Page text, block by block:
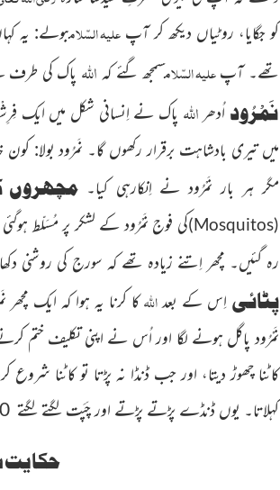
کو جگایا، روٹیاں دیکھ کر آپ علیہ السّلامبولے: یہ
تھے۔ آپعلیہ السّلامسمجھ گئے کہ اللہ پاک کی طرف
نَمْرُود اُدھر اللہ پاک نے اِنسانی شکل میں ایک
میں تیری بادشاہت برقرار رکھوں گا۔ نَمرُود بولا:
مگر ہر بار نَمْرُود نے اِنکارہی کیا۔مچھروں
(
Mosquitos
)کی فوج نَمْرُود کے لشکر پر مُسَلّط
رہ گئیں۔ مچھر اِتنے زیادہ تھے کہ سورج کی روشنی
پٹائی اِس کے بعداللہکا کرنا یہ ہوا کہ ایک
نَمْرُود پاگل ہونے لگا اور اُس نے اپنی تکلیف ختم
کاٹنا چھوڑ دیتا، اور جب ڈنڈا نہ پڑتا تو کاٹنا
کہلاتا۔ یوں ڈنڈے پڑتے پڑتے اور چَپَت لگتے لگتے 400 سال گزرگئے اور نَمْرُود بالآخر ذلیل و رُسوا ہو کر مرگیا۔
حکایت